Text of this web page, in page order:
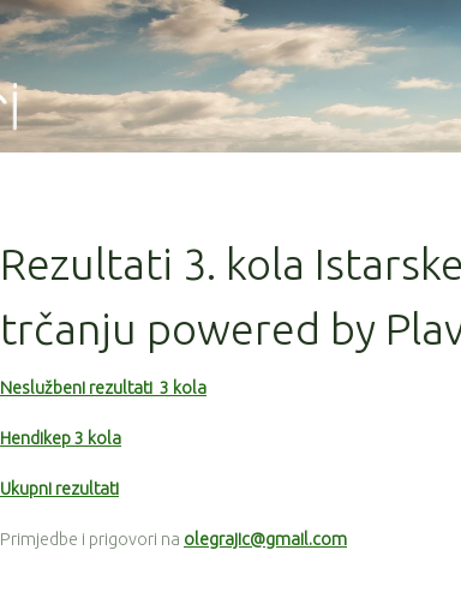
Rezultati 3. kola
trčanju powered by
Neslužbeni rezultati 3 kola
Hendikep 3 kola
Ukupni rezultati
Primjedbe i prigovori na olegrajic@gmail.com